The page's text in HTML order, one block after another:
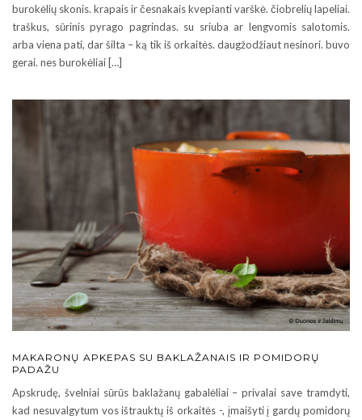
burokėlių skonis. krapais ir česnakais kvepianti varškė. čiobrelių lapeliai.
traškus, sūrinis pyrago pagrindas. su sriuba ar lengvomis salotomis.
arba viena pati, dar šilta – ką tik iš orkaitės. daugžodžiaut nesinori. buvo
gerai. nes burokėliai […]
MAKARONŲ APKEPAS SU BAKLAŽANAIS IR POMIDORŲ
PADAŽU
Apskrudę, švelniai sūrūs baklažanų gabalėliai – privalai save tramdyti,
kad nesuvalgytum vos ištrauktų iš orkaitės -, įmaišyti į gardų pomidorų